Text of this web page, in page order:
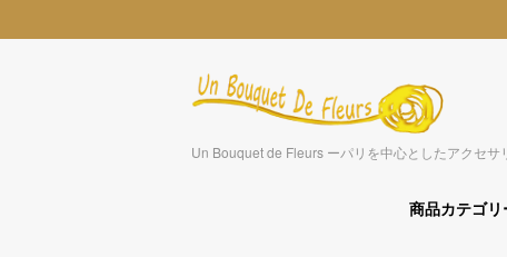
Un Bouquet de Fleurs ーパリを中心としたアクセサ
商品カテゴ